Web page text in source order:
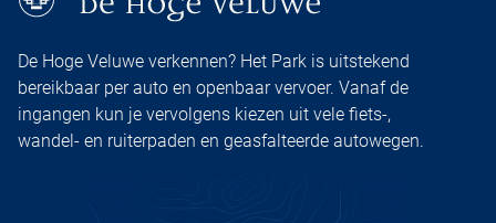
De Hoge Veluwe verkennen? Het Park is uitstekend
bereikbaar per auto en openbaar vervoer. Vanaf de
ingangen kun je vervolgens kiezen uit vele fiets-,
wandel- en ruiterpaden en geasfalteerde autowegen.